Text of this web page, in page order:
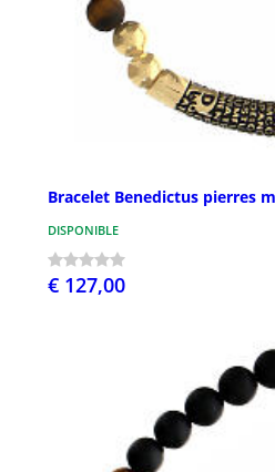
Bracelet Benedictus pierres
DISPONIBLE
€ 127,00